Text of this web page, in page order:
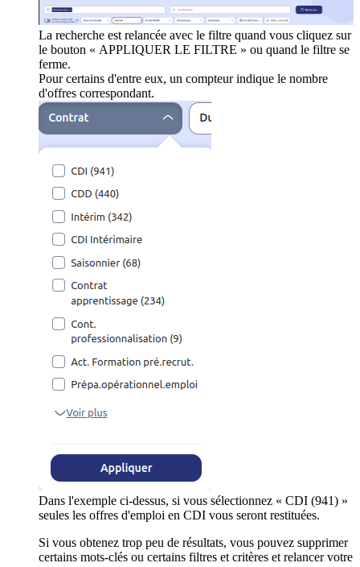
La recherche est relancée avec le filtre quand vous cliquez sur
le bouton « APPLIQUER LE FILTRE » ou quand le filtre se
ferme.
Pour certains d'entre eux, un compteur indique le nombre
d'offres correspondant.
Dans l'exemple ci-dessus, si vous sélectionnez « CDI (941) »
seules les offres d'emploi en CDI vous seront restituées.
Si vous obtenez trop peu de résultats, vous pouvez supprimer
certains mots-clés ou certains filtres et critères et relancer votre